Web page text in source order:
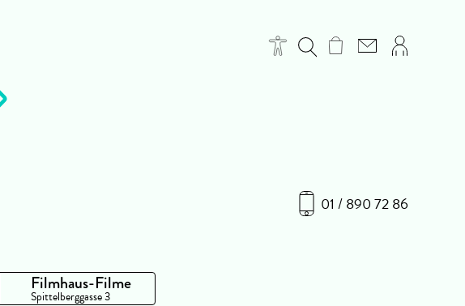
01 / 890 72 86
Filmhaus-Filme
Spittelberggasse 3